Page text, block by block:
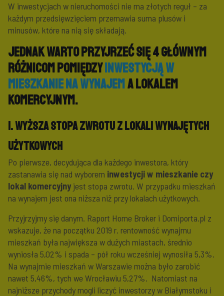
W inwestycjach w nieruchomości nie ma złotych reguł – za
każdym przedsięwzięciem przemawia suma plusów i
minusów, które na nią się składają.
Jednak warto przyjrzeć się 4 głównym
różnicom pomiędzyinwestycją w
mieszkanie na wynajema lokalem
komercyjnym.
1. Wyższa stopa zwrotu z lokali wynajętych
użytkowych
Po pierwsze, decydująca dla każdego inwestora, który
zastanawia się nad wyborem inwestycji w mieszkanie czy
lokal komercyjny jest stopa zwrotu. W przypadku mieszkań
na wynajem jest ona niższa niż przy lokalach użytkowych.
Przyjrzyjmy się danym. Raport Home Broker i Domiporta.pl z
wskazuje, że na początku 2019 r. rentowność wynajmu
mieszkań była największa w dużych miastach, średnio
wyniosła 5,02% i spada – pół roku wcześniej wynosiła 5,3%.
Na wynajmie mieszkań w Warszawie można było zarobić
nawet 5,46%, tych we Wrocławiu 5,27%. Natomiast na
najniższe przychody mogli liczyć inwestorzy w Białymstoku i